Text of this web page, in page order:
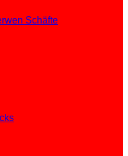
Schäfte